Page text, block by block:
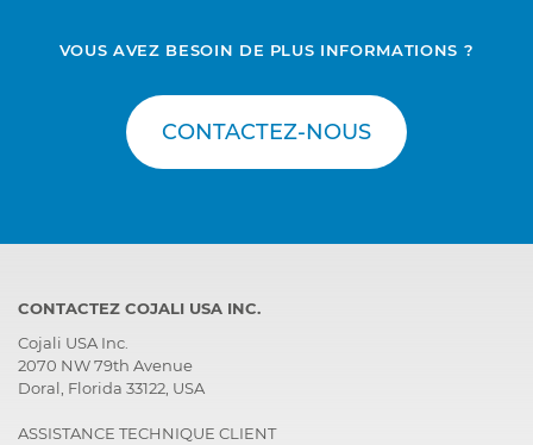
rétention de sécurité
Système audio
audio
VOUS AVEZ BESOIN DE PLUS INFORMATIONS ?
CONTACTEZ-NOUS
CONTACTEZ COJALI USA INC.
Cojali USA Inc.
2070 NW 79th Avenue
Doral, Florida 33122, USA
ASSISTANCE TECHNIQUE CLIENT